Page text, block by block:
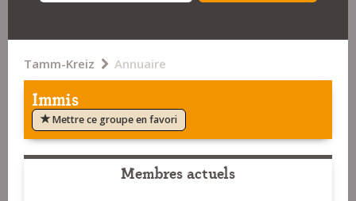
Tamm-Kreiz Annuaire
Immis
Mettre ce groupe en favori
Membres actuels